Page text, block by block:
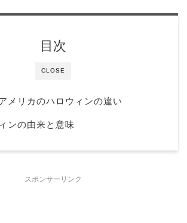
CLOSE
目次
メリカのハロウィンの違い
ンの由来と意味
スポンサーリンク